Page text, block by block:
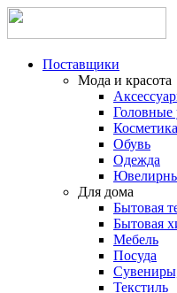
Поставщики
Мода и красота
Головные
Обувь
Одежда
Для дома
Бытовая
Бытовая
Мебель
Посуда
Текстиль